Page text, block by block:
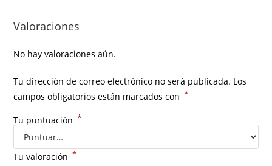
Valoraciones
No hay valoraciones aún.
Tu dirección de correo electrónico no será publicada. Los
campos obligatorios están marcados con *
Tu puntuación *
Tu valoración *